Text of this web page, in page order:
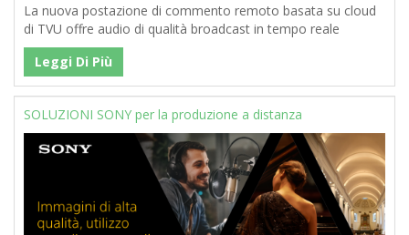
La nuova postazione di commento remoto basata su cloud
di TVU offre audio di qualità broadcast in tempo reale
Leggi Di Più
SOLUZIONI SONY per la produzione a distanza